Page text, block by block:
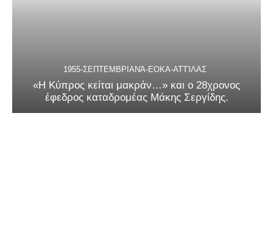
1955-ΣΕΠΤΕΜΒΡΙΑΝΆ-ΕΟΚΑ-ΑΤΤΊΛΑΣ
«Η Κύπρος κείται μακράν…» και ο 28χρονος
έφεδρος καταδρομέας Μάκης Σεργίδης.